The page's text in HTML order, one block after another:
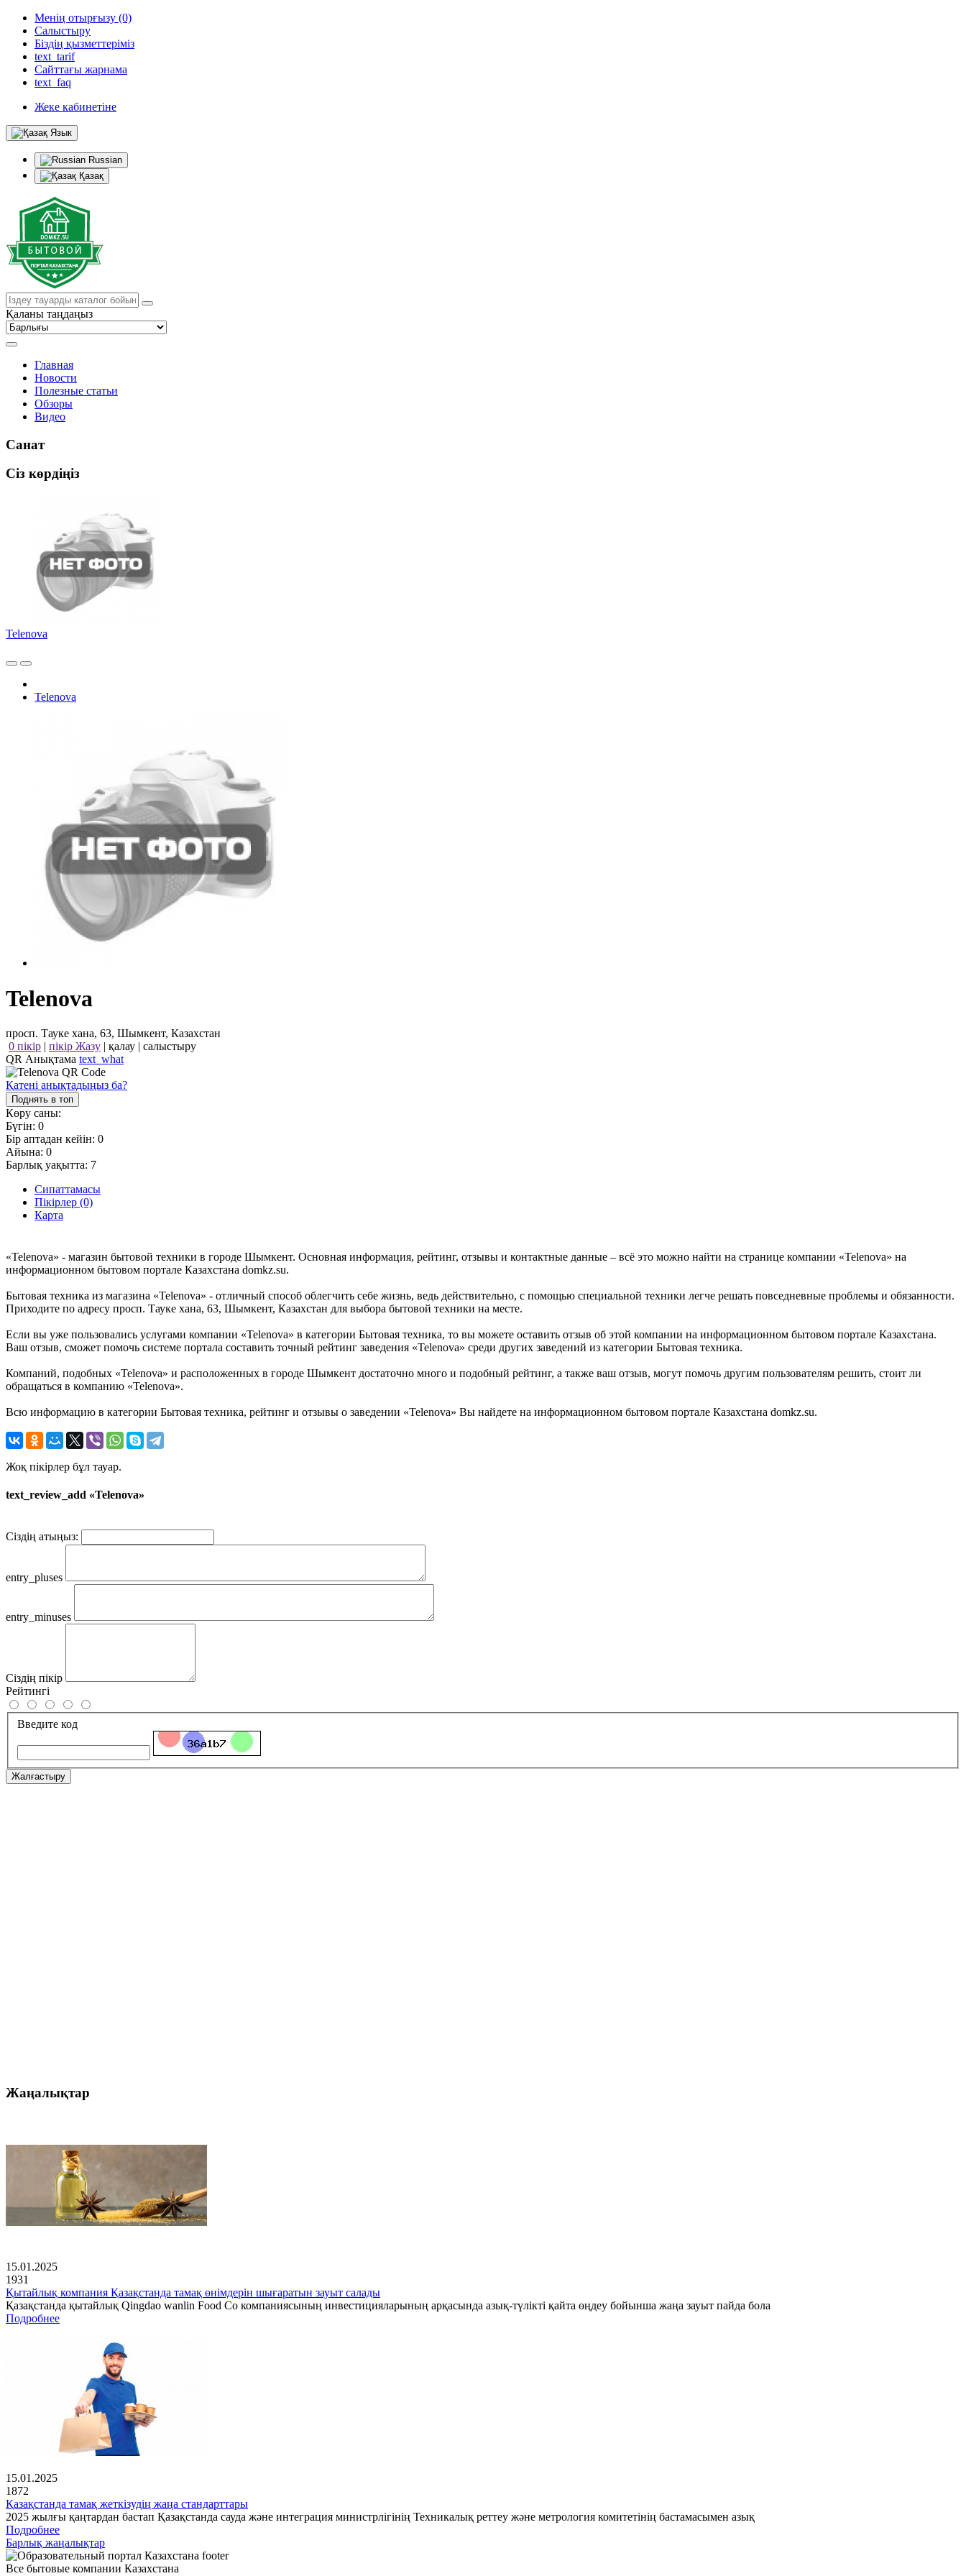
Менің отырғызу (0)
Салыстыру
Біздің қызметтеріміз
text_tarif
Сайттағы жарнама
text_faq
Жеке кабинетіне
Язык
Russian
Қазақ
Қаланы таңдаңыз
Главная
Новости
Полезные статьи
Обзоры
Видео
Санат
Сіз көрдіңіз
Telenova
Telenova
Telenova
просп. Тауке хана, 63, Шымкент, Казахстан
0 пікір | пікір Жазу | қалау | салыстыру
QR Анықтама text_what
Қатені анықтадыңыз ба?
Поднять в топ
Көру саны:
Бүгін: 0
Бір аптадан кейін: 0
Айына: 0
Барлық уақытта: 7
Сипаттамасы
Пікірлер (0)
Карта
«Telenova» - магазин бытовой техники в городе Шымкент. Основная информация, рейтинг, отзывы и контактные данные – всё это можно найти на странице компании «Telenova» на
информационном бытовом портале Казахстана domkz.su.
Бытовая техника из магазина «Telenova» - отличный способ облегчить себе жизнь, ведь действительно, с помощью специальной техники легче решать повседневные проблемы и обязанности.
Приходите по адресу просп. Тауке хана, 63, Шымкент, Казахстан для выбора бытовой техники на месте.
Если вы уже пользовались услугами компании «Telenova» в категории Бытовая техника, то вы можете оставить отзыв об этой компании на информационном бытовом портале Казахстана.
Ваш отзыв, сможет помочь системе портала составить точный рейтинг заведения «Telenova» среди других заведений из категории Бытовая техника.
Компаний, подобных «Telenova» и расположенных в городе Шымкент достаточно много и подобный рейтинг, а также ваш отзыв, могут помочь другим пользователям решить, стоит ли
обращаться в компанию «Telenova».
Всю информацию в категории Бытовая техника, рейтинг и отзывы о заведении «Telenova» Вы найдете на информационном бытовом портале Казахстана domkz.su.
Жоқ пікірлер бұл тауар.
text_review_add «Telenova»
Сіздің атыңыз:
entry_pluses
entry_minuses
Сіздің пікір
Рейтингі
Введите код
Жалғастыру
Жаңалықтар
15.01.2025
1931
Қытайлық компания Қазақстанда тамақ өнімдерін шығаратын зауыт салады
Қазақстанда қытайлық Qingdao wanlin Food Co компаниясының инвестицияларының арқасында азық-түлікті қайта өңдеу бойынша жаңа зауыт пайда бола
Подробнее
15.01.2025
1872
Қазақстанда тамақ жеткізудің жаңа стандарттары
2025 жылғы қаңтардан бастап Қазақстанда сауда және интеграция министрлігінің Техникалық реттеу және метрология комитетінің бастамасымен азық
Подробнее
Барлық жаңалықтар
Все бытовые компании Казахстана